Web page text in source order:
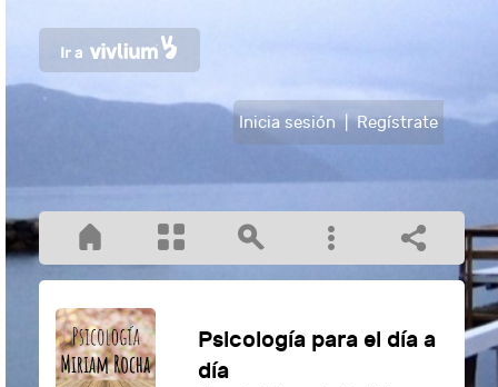
Inicia sesión | Regístrate
Psicología para el día a
día